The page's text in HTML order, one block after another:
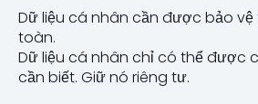
Dữ liệu cá nhân cần được bảo vệ
toàn.
Dữ liệu cá nhân chỉ có thể được
cần biết. Giữ nó riêng tư.